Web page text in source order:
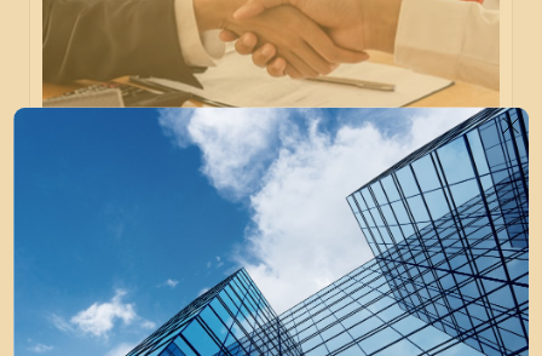
НОСТРОЙ дал рекомендации по снижению
рисков при исполнении госконтрактов
С их помощью саморегулирующиеся организации
смогут выстроить правильный алгоритм действий
и уменьшить число недостроев.
строительство отрасль бизнес